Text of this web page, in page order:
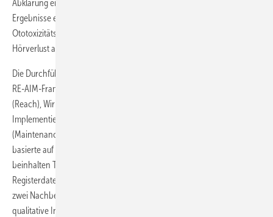
Abklärung empfohlen. Die Auswertung der audiometrischen
Ergebnisse erfolgte durch das Studienteam anhand der SIOP-Boston-
Ototoxizitätsskala (Brock et al. 2012), wobei klinisch relevanter
Hörverlust als Grad 2–4 definiert wurde (Moke et al. 2021).
Die Durchführbarkeit des Screeningprogramms wurde mithilfe des
RE-AIM-Frameworks evaluiert, das die Dimensionen Reichweite
(Reach), Wirksamkeit (Effectiveness), Adoption (Adoption),
Implementierung (Implementation) und Instandhaltung
(Maintenance) umfasst (Glasgow et al. 1999, 2019). Die Evaluation
basierte auf einem Mixed-Methods-Ansatz: Die quantitativen Daten
beinhalten Teilnahmeraten, audiometrische Ergebnisse, klinische
Registerdaten sowie Fragebogendaten, die vor dem Hörtest und in
zwei Nachbefragungen erhoben wurden. Ergänzend wurden
qualitative Interviews mit ausgewählten Teilnehmenden,